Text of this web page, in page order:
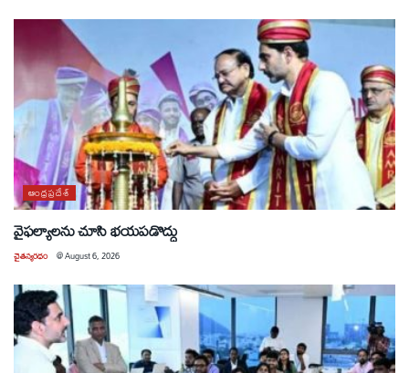
ఆంధ్రప్రదేశ్
వైఫల్యాలను చూసి భయపడొద్దు
చైతన్యరధం @August 6, 2026